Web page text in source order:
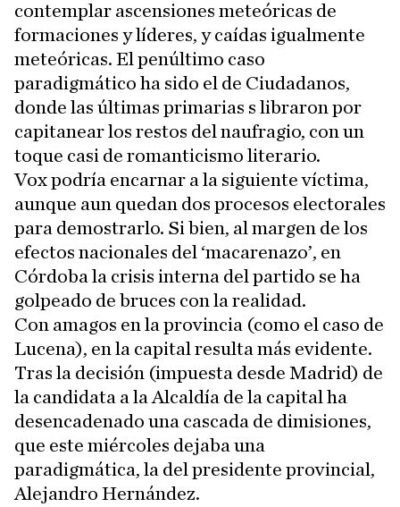
contemplar ascensiones meteóricas de
formaciones y líderes, y caídas igualmente
meteóricas. El penúltimo caso
paradigmático ha sido el de Ciudadanos,
donde las últimas primarias s libraron por
capitanear los restos del naufragio, con un
toque casi de romanticismo literario.
Vox podría encarnar a la siguiente víctima,
aunque aun quedan dos procesos electorales
para demostrarlo. Si bien, al margen de los
efectos nacionales del ‘macarenazo’, en
Córdoba la crisis interna del partido se ha
golpeado de bruces con la realidad.
Con amagos en la provincia (como el caso de
Lucena), en la capital resulta más evidente.
Tras la decisión (impuesta desde Madrid) de
la candidata a la Alcaldía de la capital ha
desencadenado una cascada de dimisiones,
que este miércoles dejaba una
paradigmática, la del presidente provincial,
Alejandro Hernández.